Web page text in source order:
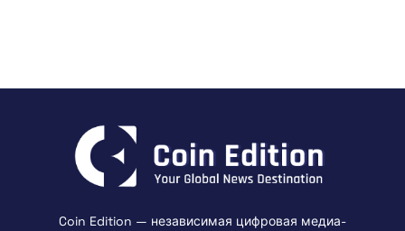
Coin Edition — независимая цифровая медиа-